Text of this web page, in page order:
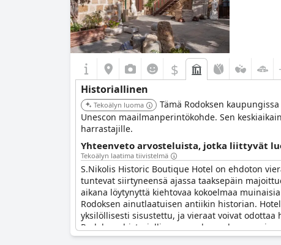
$
Historiallinen
Tekoälyn luoma
Tämä Rodoksen
Unescon maailmanperintökohde. Sen
harrastajille.
Yhteenveto arvosteluista, jotka liittyvät
Tekoälyn laatima tiivistelmä
S.Nikolis Historic Boutique Hotel on ehdoton
tuntevat siirtyneensä ajassa taaksepäin
aikana löytynyttä kiehtovaa kokoelmaa
Rodoksen ainutlaatuisen antiikin historian.
yksilöllisesti sisustettu, ja vieraat voivat
Rodoksen historiallisessa vanhassa
historiallisen merkityksen vuoksi.